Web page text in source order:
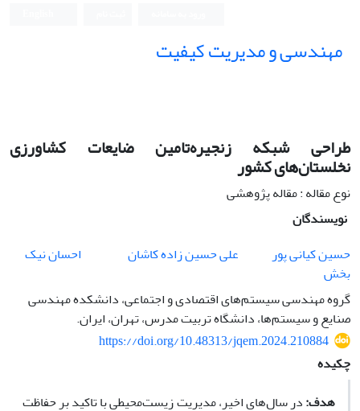
مهندسی و مدیریت کیفیت
طراحی شبکه زنجیره‌تامین ضایعات کشاورزی
نخلستان‌های کشور
نوع مقاله : مقاله پژوهشی
نویسندگان
حسین کیانی پور
علی حسین زاده کاشان
احسان نیک
بخش
گروه مهندسی سیستم‌های اقتصادی و اجتماعی، دانشکده مهندسی
صنایع و سیستم‌ها، دانشگاه تربیت مدرس، تهران، ایران.
https://doi.org/10.48313/jqem.2024.210884
چکیده
هدف:در سال‌های اخیر، مدیریت زیست‌محیطی با تاکید بر حفاظت